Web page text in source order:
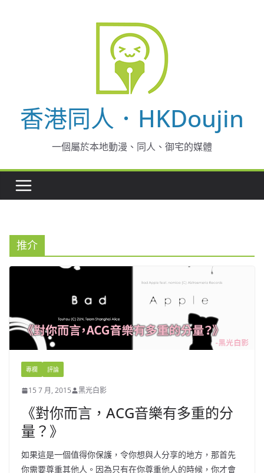
香港同人．HKDoujin
一個屬於本地動漫、同人、御宅的媒體
推介
專欄 評論
15 7 月, 2015 黑光白影
《對你而言，ACG音樂有多重的分
量？》
如果這是一個值得你保護，令你想與人分享的地方，那首先
你需要尊重其他人。因為只有在你尊重他人的時候，你才會